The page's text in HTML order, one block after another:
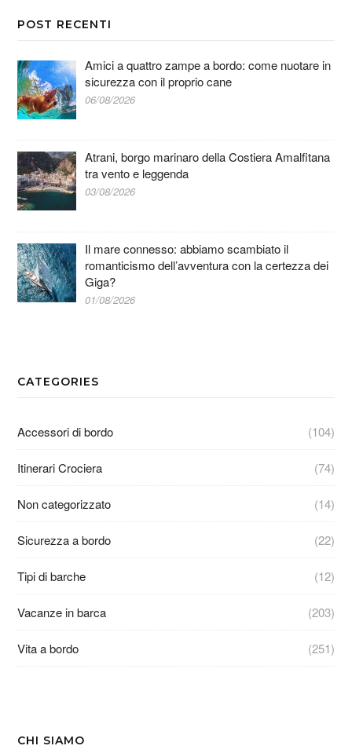
POST RECENTI
Amici a quattro zampe a bordo: come nuotare in
sicurezza con il proprio cane
06/08/2026
Atrani, borgo marinaro della Costiera Amalfitana
tra vento e leggenda
03/08/2026
Il mare connesso: abbiamo scambiato il
romanticismo dell’avventura con la certezza dei
Giga?
01/08/2026
CATEGORIES
Accessori di bordo (104)
Itinerari Crociera (74)
Non categorizzato (14)
Sicurezza a bordo (22)
Tipi di barche (12)
Vacanze in barca (203)
Vita a bordo (251)
CHI SIAMO